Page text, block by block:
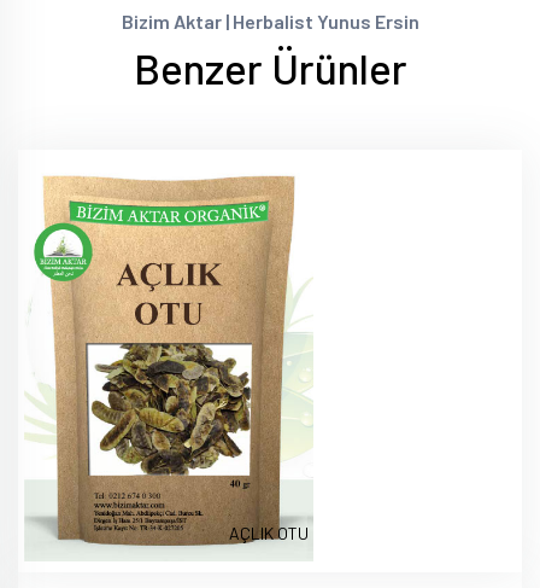
Bizim Aktar | Herbalist Yunus Ersin
Benzer Ürünler
AÇLIK OTU